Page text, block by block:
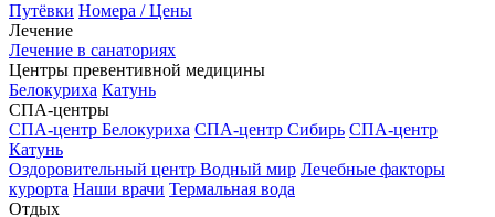
Путёвки Номера / Цены
Лечение
Лечение в санаториях
Центры превентивной медицины
Белокуриха Катунь
СПА-центры
СПА-центр Белокуриха СПА-центр Сибирь СПА-центр
Катунь
Оздоровительный центр Водный мир Лечебные факторы
курорта Наши врачи Термальная вода
Отдых